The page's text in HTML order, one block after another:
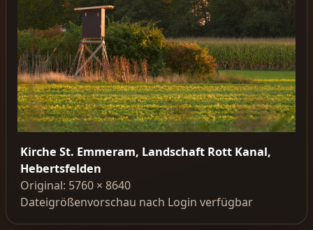
Kirche St. Emmeram, Landschaft Rott Kanal,
Hebertsfelden
Original: 5760 × 8640
Dateigrößenvorschau nach Login verfügbar